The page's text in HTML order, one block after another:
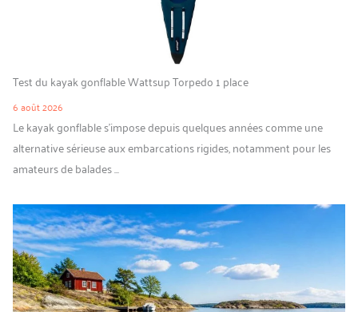
Test du kayak gonflable Wattsup Torpedo 1 place
6 août 2026
Le kayak gonflable s’impose depuis quelques années comme une
alternative sérieuse aux embarcations rigides, notamment pour les
amateurs de balades ...